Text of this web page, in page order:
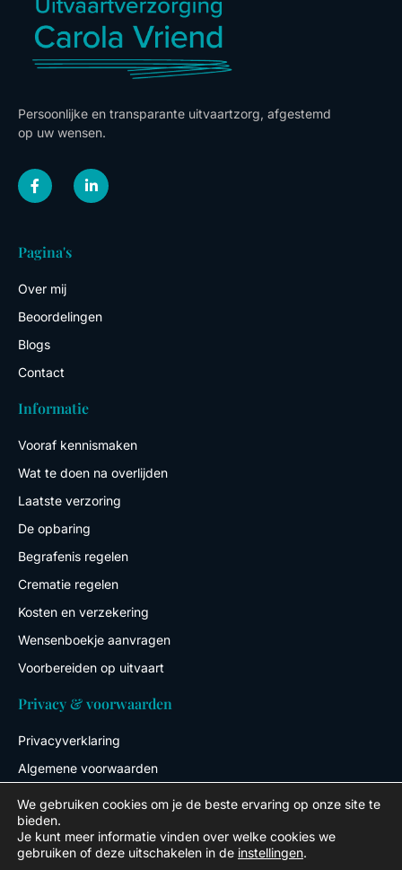
Persoonlijke en transparante uitvaartzorg, afgestemd
op uw wensen.
F
a
c
e
o
k
f
L
i
n
k
Pagina's
Over mij
Beoordelingen
Blogs
Contact
Informatie
Vooraf kennismaken
Wat te doen na overlijden
Laatste verzoring
De opbaring
Begrafenis regelen
Crematie regelen
Kosten en verzekering
Wensenboekje aanvragen
Voorbereiden op uitvaart
Privacy & voorwaarden
Privacyverklaring
Algemene voorwaarden
Gemaakt door maakeenwebsitevoormij.nl
Copyright © 2024 Carola Vriend
We gebruiken cookies om je de beste ervaring op onze site te
bieden.
Je kunt meer informatie vinden over welke cookies we
gebruiken of deze uitschakelen in de instellingen.